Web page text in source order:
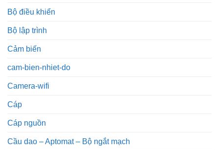
Bộ điều khiển
Bộ lập trình
Cảm biến
cam-bien-nhiet-do
Camera-wifi
Cáp
Cáp nguồn
Cầu dao – Aptomat – Bộ ngắt mạch